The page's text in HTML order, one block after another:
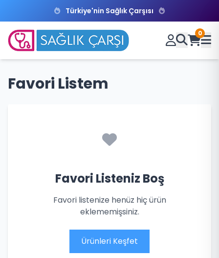
Türkiye'nin Sağlık Çarşısı
0
Favori Listem
Favori Listeniz Boş
Favori listenize henüz hiç ürün
eklememişsiniz.
Ürünleri Keşfet